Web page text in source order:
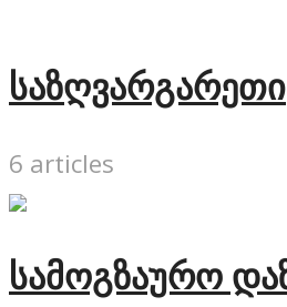
საზღვარგარეთი
6 articles
სამოგზაურო